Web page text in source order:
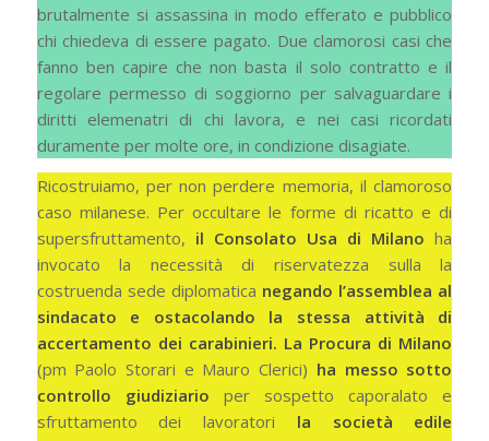
brutalmente si assassina in modo efferato e pubblico
chi chiedeva di essere pagato. Due clamorosi casi che
fanno ben capire che non basta il solo contratto e il
regolare permesso di soggiorno per salvaguardare i
diritti elemenatri di chi lavora, e nei casi ricordati
duramente per molte ore, in condizione disagiate.
Ricostruiamo, per non perdere memoria, il clamoroso
caso milanese. Per occultare le forme di ricatto e di
supersfruttamento, il Consolato Usa di Milano ha
invocato la necessità di riservatezza sulla la
costruenda sede diplomatica negando l’assemblea al
sindacato e ostacolando la stessa attività di
accertamento dei carabinieri. La Procura di Milano
(pm Paolo Storari e Mauro Clerici) ha messo sotto
controllo giudiziario per sospetto caporalato e
sfruttamento dei lavoratori la società edile